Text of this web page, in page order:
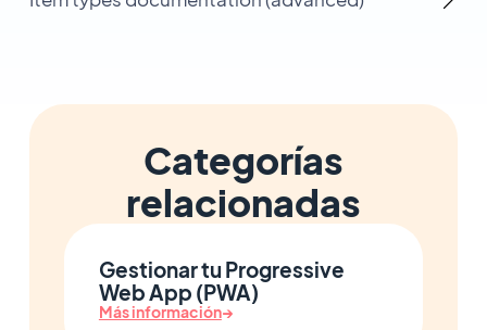
Categorías
relacionadas
Gestionar tu Progressive
Web App (PWA)
Más información→